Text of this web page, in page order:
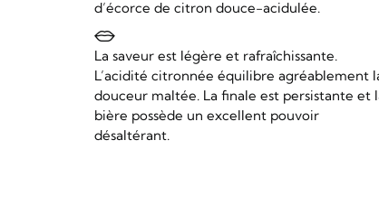
d’écorce de citron douce-acidulée.
La saveur est légère et rafraîchissante.
L’acidité citronnée équilibre agréablement
douceur maltée. La finale est persistante et
bière possède un excellent pouvoir
désaltérant.